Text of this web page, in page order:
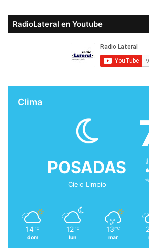
RadioLateral en Youtube
Clima
POSADAS
Cielo Limpio
14 ℃
dom
12 ℃
lun
13 ℃
mar